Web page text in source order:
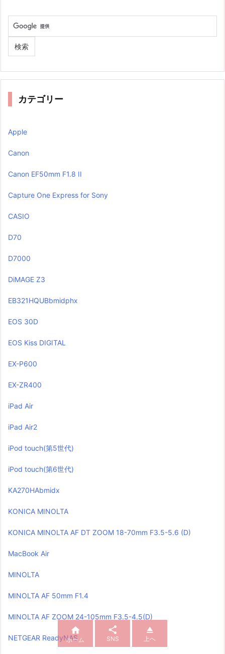
カテゴリー
Apple
Canon
Canon EF50mm F1.8 II
Capture One Express for Sony
CASIO
D70
D7000
DiMAGE Z3
EB321HQUBbmidphx
EOS 30D
EOS Kiss DIGITAL
EX-P600
EX-ZR400
iPad Air
iPad Air2
iPod touch(第5世代)
iPod touch(第6世代)
KA270HAbmidx
KONICA MINOLTA
KONICA MINOLTA AF DT ZOOM 18-70mm F3.5-5.6 (D)
MacBook Air
MINOLTA
MINOLTA AF 50mm F1.4
MINOLTA AF ZOOM 24-105mm F3.5-4.5(D)
NETGEAR ReadyNAS

ホーム

SNS

上へ